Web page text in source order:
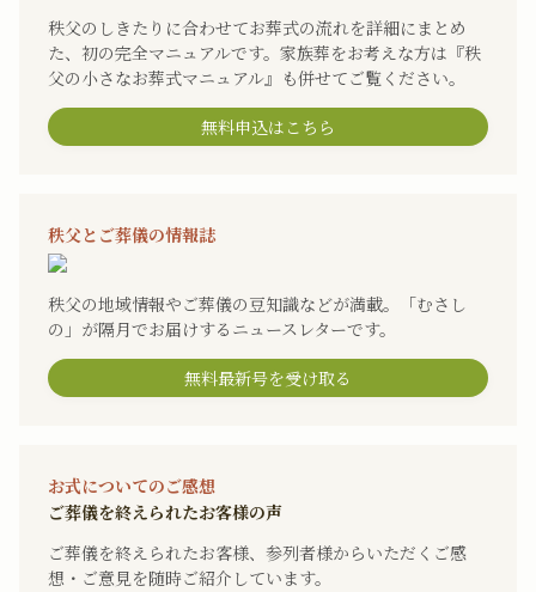
秩父のしきたりに合わせてお葬式の流れを詳細にまとめ
た、初の完全マニュアルです。家族葬をお考えな方は『秩
父の小さなお葬式マニュアル』も併せてご覧ください。
無料申込はこちら
秩父とご葬儀の情報誌
秩父の地域情報やご葬儀の豆知識などが満載。「むさし
の」が隔月でお届けするニュースレターです。
無料最新号を受け取る
お式についてのご感想
ご葬儀を終えられたお客様の声
ご葬儀を終えられたお客様、参列者様からいただくご感
想・ご意見を随時ご紹介しています。